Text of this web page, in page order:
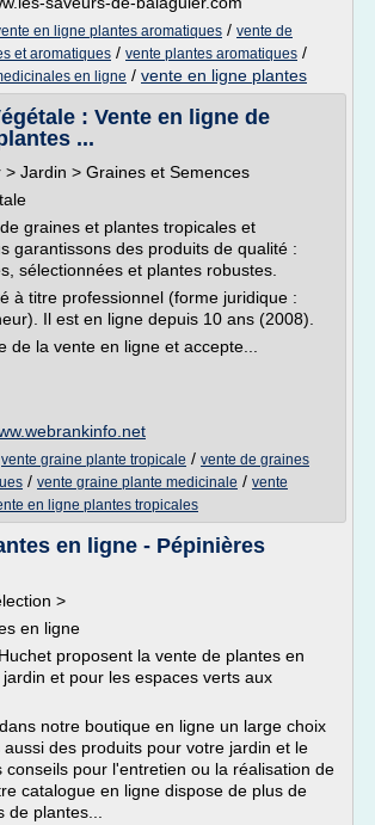
en ligne plantes aromatiques / vente de
et aromatiques / vente plantes aromatiques /
en ligne / vente en ligne plantes
: Vente en ligne de
...
> Jardin > Graines et Semences
graines et plantes tropicales et
garantissons des produits de qualité :
sélectionnées et plantes robustes.
à titre professionnel (forme juridique :
Il est en ligne depuis 10 ans (2008).
de la vente en ligne et accepte...
vente graine plante tropicale / vente de graines
/ vente graine plante medicinale / vente
en ligne plantes tropicales
en ligne - Pépinières
>
en ligne
proposent la vente de plantes en
et pour les espaces verts aux
notre boutique en ligne un large choix
des produits pour votre jardin et le
conseils pour l'entretien ou la réalisation de
catalogue en ligne dispose de plus de
plantes...